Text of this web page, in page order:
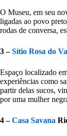
O Museu, em seu
ligadas ao povo
rodas de conversa,
3 –Sítio Rosa do
Espaço localizado
experiências como
partir delas sucos,
por uma mulher
4 –Casa Savana